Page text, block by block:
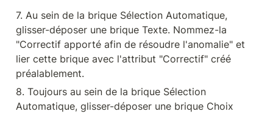
7. Au sein de la brique Sélection Automatique,
glisser-déposer une brique Texte. Nommez-la
"Correctif apporté afin de résoudre l'anomalie" et
lier cette brique avec l'attribut "Correctif" créé
préalablement.
8. Toujours au sein de la brique Sélection
Automatique, glisser-déposer une brique Choix